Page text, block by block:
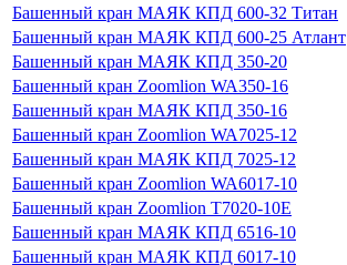
Башенный кран МАЯК КПД 600-32 Титан
Башенный кран МАЯК КПД 600-25 Атлант
Башенный кран МАЯК КПД 350-20
Башенный кран Zoomlion WA350-16
Башенный кран МАЯК КПД 350-16
Башенный кран Zoomlion WA7025-12
Башенный кран МАЯК КПД 7025-12
Башенный кран Zoomlion WA6017-10
Башенный кран Zoomlion T7020-10E
Башенный кран МАЯК КПД 6516-10
Башенный кран МАЯК КПД 6017-10